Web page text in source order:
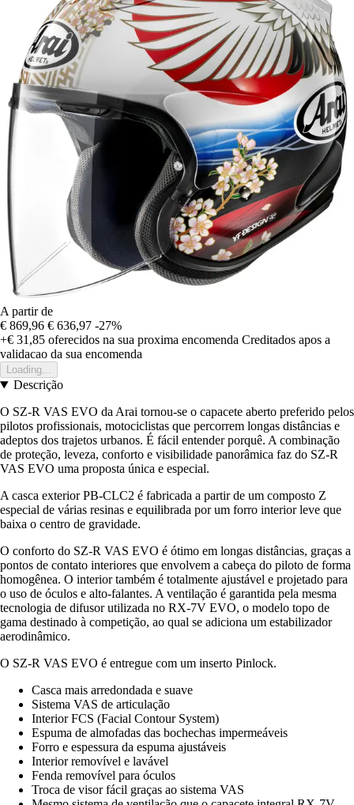
A partir de
€ 869,96 € 636,97 -27%
+€ 31,85 oferecidos na sua proxima encomenda Creditados apos a
validacao da sua encomenda
Loading...
Descrição
O SZ-R VAS EVO da Arai tornou-se o capacete aberto preferido pelos
pilotos profissionais, motociclistas que percorrem longas distâncias e
adeptos dos trajetos urbanos. É fácil entender porquê. A combinação
de proteção, leveza, conforto e visibilidade panorâmica faz do SZ-R
VAS EVO uma proposta única e especial.
A casca exterior PB-CLC2 é fabricada a partir de um composto Z
especial de várias resinas e equilibrada por um forro interior leve que
baixa o centro de gravidade.
O conforto do SZ-R VAS EVO é ótimo em longas distâncias, graças a
pontos de contato interiores que envolvem a cabeça do piloto de forma
homogênea. O interior também é totalmente ajustável e projetado para
o uso de óculos e alto-falantes. A ventilação é garantida pela mesma
tecnologia de difusor utilizada no RX-7V EVO, o modelo topo de
gama destinado à competição, ao qual se adiciona um estabilizador
aerodinâmico.
O SZ-R VAS EVO é entregue com um inserto Pinlock.
Casca mais arredondada e suave
Sistema VAS de articulação
Interior FCS (Facial Contour System)
Espuma de almofadas das bochechas impermeáveis
Forro e espessura da espuma ajustáveis
Interior removível e lavável
Fenda removível para óculos
Troca de visor fácil graças ao sistema VAS